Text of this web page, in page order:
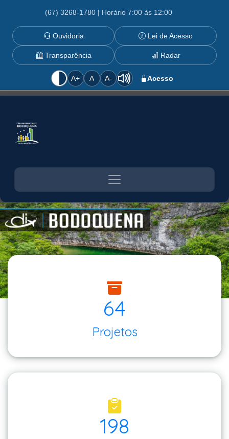
(67) 3268-1780 | Horário 7:00 às 12:00
Ouvidoria Lei de Acesso
Transparência Radar
A+ A A- Acesso
64
Projetos
198